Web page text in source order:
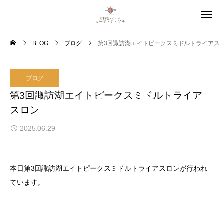
BLOG ブログ 第3回諏訪湖エイトピークスミドルトライアス
ブログ
第3回諏訪湖エイトピークスミドルトライア
スロン
2025.06.29
本日第3回諏訪湖エイトピークスミドルトライアスロンが行われ
ています。